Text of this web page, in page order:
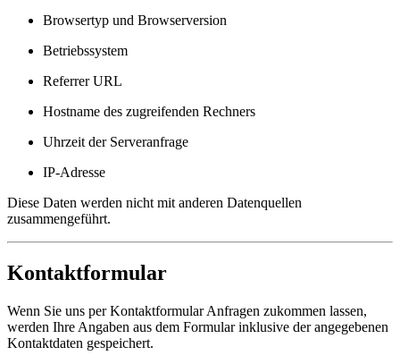
Browsertyp und Browserversion
Betriebssystem
Referrer URL
Hostname des zugreifenden Rechners
Uhrzeit der Serveranfrage
IP-Adresse
Diese Daten werden nicht mit anderen Datenquellen
zusammengeführt.
Kontaktformular
Wenn Sie uns per Kontaktformular Anfragen zukommen lassen,
werden Ihre Angaben aus dem Formular inklusive der angegebenen
Kontaktdaten gespeichert.